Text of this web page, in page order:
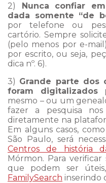
2)
Nunca confiar
dada somente “de
por telefone ou
cartório. Sempre
(pelo menos por e-
por escrito, ou seja,
dica nº. 6).
3) Grande parte dos
foram digitalizados
mesmo – ou um
fazer a pesquisa
diretamente na
Em alguns casos,
São Paulo, será
Centros de história
Mórmon. Para verificar
que podem ser
FamilySearch inserindo